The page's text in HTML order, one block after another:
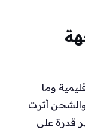
وما
أثرت
قدرة على